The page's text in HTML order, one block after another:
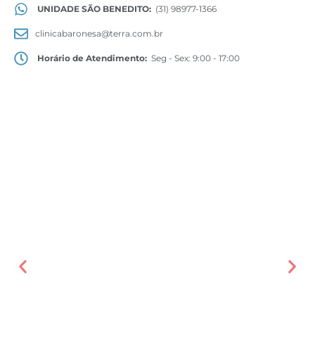
UNIDADE SÃO BENEDITO: (31) 98977-1366
clinicabaronesa@terra.com.br
Horário de Atendimento: Seg - Sex: 9:00 - 17:00